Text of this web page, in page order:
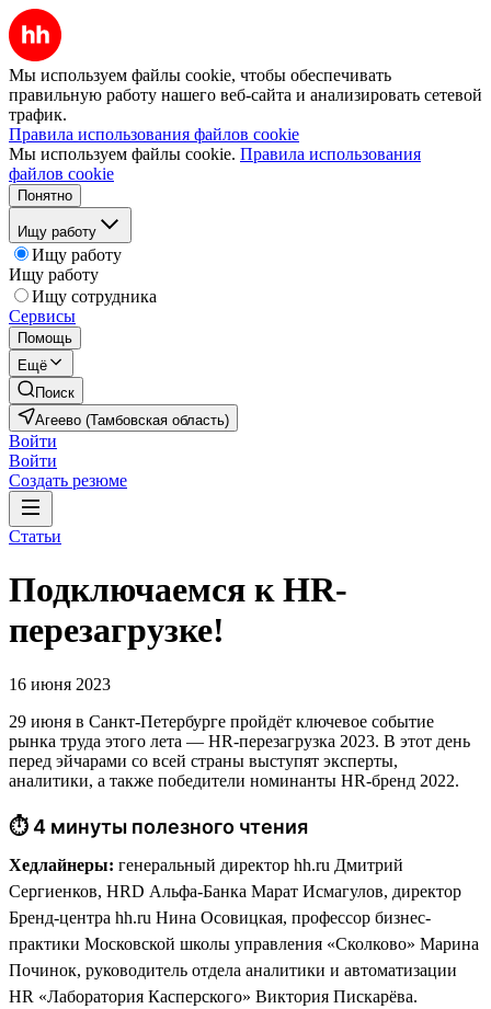
Мы используем файлы cookie, чтобы обеспечивать
правильную работу нашего веб-сайта и анализировать сетевой
трафик.
Правила использования файлов cookie
Мы используем файлы cookie. Правила использования
файлов cookie
Понятно
Ищу работу
Ищу работу
Ищу работу
Ищу сотрудника
Сервисы
Помощь
Ещё
Поиск
Агеево (Тамбовская область)
Войти
Войти
Создать резюме
Статьи
Подключаемся к HR-
перезагрузке!
16 июня 2023
29 июня в Санкт-Петербурге пройдёт ключевое событие
рынка труда этого лета — HR-перезагрузка 2023. В этот день
перед эйчарами со всей страны выступят эксперты,
аналитики, а также победители номинанты HR-бренд 2022.
⏱ 4 минуты полезного чтения
Хедлайнеры: генеральный директор hh.ru Дмитрий
Сергиенков, HRD Альфа-Банка Марат Исмагулов, директор
Бренд-центра hh.ru Нина Осовицкая, профессор бизнес-
практики Московской школы управления «Сколково» Марина
Починок, руководитель отдела аналитики и автоматизации
HR «Лаборатория Касперского» Виктория Пискарёва.